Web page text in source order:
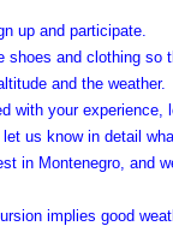
up and participate.
shoes and clothing so
and the weather.
with your experience,
us know in detail
in Montenegro, and
implies good